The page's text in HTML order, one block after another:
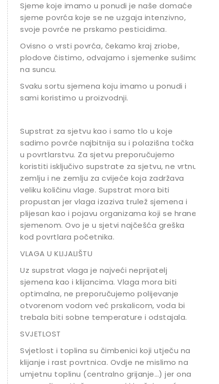
Sjeme koje imamo u ponudi je naše domaće
sjeme povrća koje se ne uzgaja intenzivno,
svoje povrće ne prskamo pesticidima.
Ovisno o vrsti povrća, čekamo kraj zriobe,
plodove čistimo, odvajamo i sjemenke sušimo
na suncu.
Svaku sortu sjemena koju imamo u ponudi i
sami koristimo u proizvodnji.
Supstrat za sjetvu kao i samo tlo u koje
sadimo povrće najbitnija su i polazišna točka
u povrtlarstvu. Za sjetvu preporučujemo
koristiti isključivo supstrate za sjetvu, ne vrtnu
zemlju i ne zemlju za cvijeće koja zadržava
veliku količinu vlage. Supstrat mora biti
propustan jer vlaga izaziva trulež sjemena i
plijesan kao i pojavu organizama koji se hrane
sjemenom. Ovo je u sjetvi najčešća greška
kod povrtlara početnika.
VLAGA U KLIJALIŠTU
Uz supstrat vlaga je najveći neprijatelj
sjemena kao i klijancima. Vlaga mora biti
optimalna, ne preporučujemo polijevanje
otvorenom vodom već prskalicom, voda bi
trebala biti sobne temperature i odstajala.
SVJETLOST
Svjetlost i toplina su čimbenici koji utječu na
klijanje i rast povrtnica. Ovdje ne mislimo na
umjetnu toplinu (centralno grijanje…) jer ona